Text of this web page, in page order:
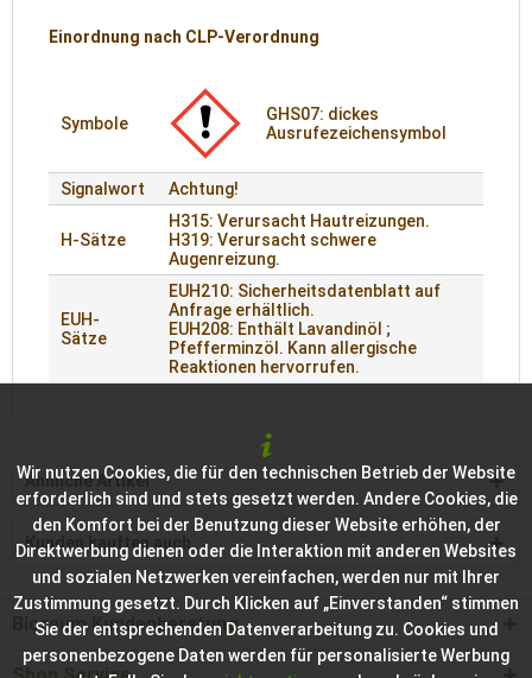
Einordnung nach CLP-Verordnung
Symbole
GHS07: dickes
Ausrufezeichensymbol
Signalwort Achtung!
H-Sätze
H315: Verursacht Hautreizungen.
H319: Verursacht schwere
Augenreizung.
EUH-
Sätze
EUH210: Sicherheitsdatenblatt auf
Anfrage erhältlich.
EUH208: Enthält Lavandinöl ;
Pfefferminzöl. Kann allergische
Reaktionen hervorrufen.
Ähnliche Artikel
Kunden kauften auch
Bioraum Kundenberatung
Wir nutzen Cookies, die für den technischen Betrieb der Website
erforderlich sind und stets gesetzt werden. Andere Cookies, die
den Komfort bei der Benutzung dieser Website erhöhen, der
Direktwerbung dienen oder die Interaktion mit anderen Websites
und sozialen Netzwerken vereinfachen, werden nur mit Ihrer
Zustimmung gesetzt. Durch Klicken auf „Einverstanden“ stimmen
Sie der entsprechenden Datenverarbeitung zu. Cookies und
personenbezogene Daten werden für personalisierte Werbung